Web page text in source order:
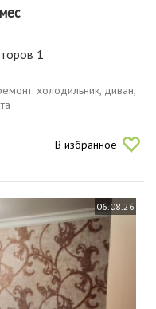
1
холодильник, диван,
В избранное
06.08.26